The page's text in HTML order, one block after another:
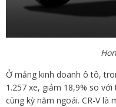
Ở mảng kinh doanh ô tô,
1.257 xe, giảm 18,9% so
cùng kỳ năm ngoái. CR-V là